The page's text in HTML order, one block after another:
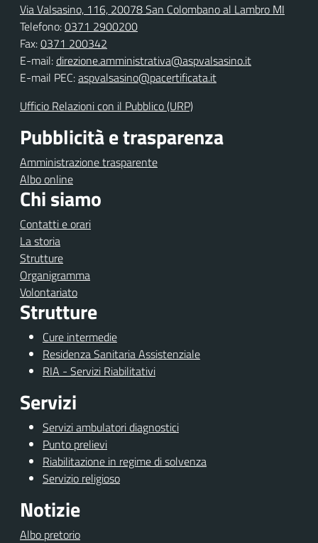
Via Valsasino, 116, 20078 San Colombano al Lambro MI
Telefono:0371 2900200
Fax:0371 200342
E-mail:direzione.amministrativa@aspvalsasino.it
E-mail PEC:aspvalsasino@pacertificata.it
Ufficio Relazioni con il Pubblico (URP)
Pubblicità e trasparenza
Amministrazione trasparente
Albo online
Chi siamo
Contatti e orari
La storia
Strutture
Organigramma
Volontariato
Strutture
Cure intermedie
Residenza Sanitaria Assistenziale
RIA - Servizi Riabilitativi
Servizi
Servizi ambulatori diagnostici
Punto prelievi
Riabilitazione in regime di solvenza
Servizio religioso
Notizie
Albo pretorio